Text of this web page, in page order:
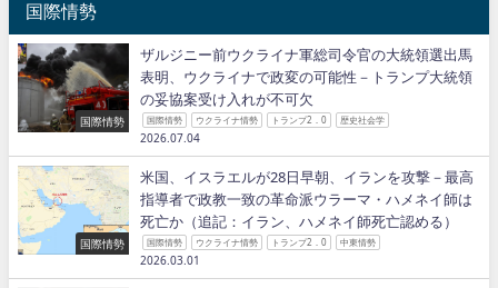
国際情勢
国際情勢
ザルジニー前ウクライナ軍総司令官の大統領選出馬
表明、ウクライナで政変の可能性－トランプ大統領
の妥協案受け入れが不可欠
国際情勢 ウクライナ情勢 トランプ2．0 歴史社会学
2026.07.04
国際情勢
米国、イスラエルが28日早朝、イランを攻撃－最高
指導者で政教一致の革命派ウラーマ・ハメネイ師は
死亡か（追記：イラン、ハメネイ師死亡認める）
国際情勢 ウクライナ情勢 トランプ2．0 中東情勢
2026.03.01